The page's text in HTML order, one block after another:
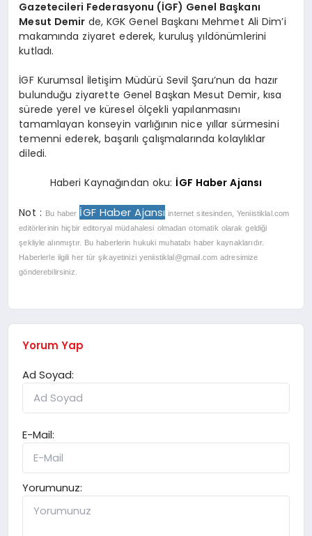
Gazetecileri Federasyonu (İGF) Genel Başkanı
Mesut Demir de, KGK Genel Başkanı Mehmet Ali Dim’i
makamında ziyaret ederek, kuruluş yıldönümlerini
kutladı.
İGF Kurumsal İletişim Müdürü Sevil Şaru’nun da hazır
bulunduğu ziyarette Genel Başkan Mesut Demir, kısa
sürede yerel ve küresel ölçekli yapılanmasını
tamamlayan konseyin varlığının nice yıllar sürmesini
temenni ederek, başarılı çalışmalarında kolaylıklar
diledi.
Haberi Kaynağından oku: İGF Haber Ajansı
Not : Bu haber İGF Haber Ajansı internet sitesinden, Yeniistiklal.com
editörlerinin hiçbir editoryal müdahalesi olmadan otomatik olarak geldiği
şekliyle alınmıştır. Bu haberlerin hukuki muhatabı haber kaynaklarıdır.
Haberlerle ilgili her tür şikayetinizi yeniistiklal@gmail.com adresimize
gönderebilirsiniz.
Yorum Yap
Ad Soyad:
E-Mail:
Yorumunuz: